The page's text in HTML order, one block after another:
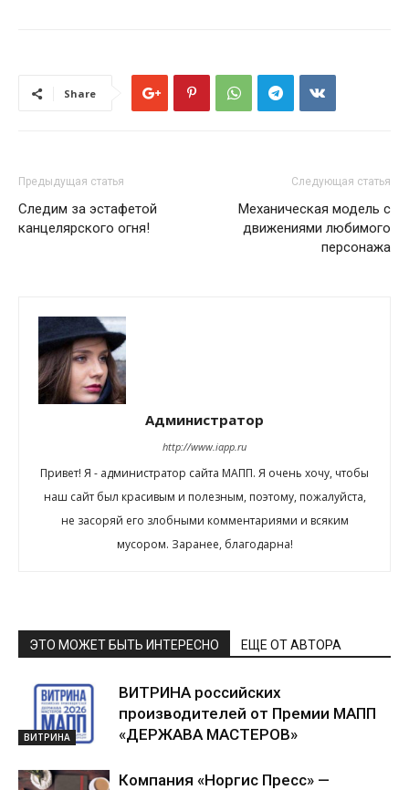
Share
Предыдущая статья
Следим за эстафетой
канцелярского огня!
Следующая статья
Механическая модель с
движениями любимого
персонажа
Администратор
http://www.iapp.ru
Привет! Я - администратор сайта МАПП. Я очень хочу, чтобы
наш сайт был красивым и полезным, поэтому, пожалуйста,
не засоряй его злобными комментариями и всяким
мусором. Заранее, благодарна!
ЭТО МОЖЕТ БЫТЬ ИНТЕРЕСНО ЕЩЕ ОТ АВТОРА
ВИТРИНА
ВИТРИНА российских
производителей от Премии МАПП
«ДЕРЖАВА МАСТЕРОВ»
Компания «Норгис Пресс» —